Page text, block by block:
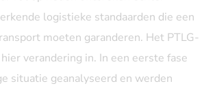
logistieke standaarden die een
moeten garanderen. Het PTLG-
verandering in. In een eerste fase
situatie geanalyseerd en werden